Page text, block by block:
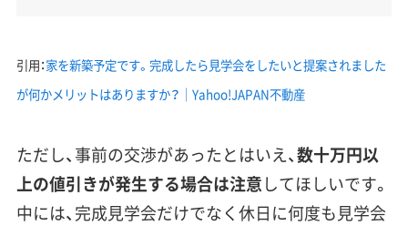
引用：家を新築予定です。完成したら見学会をしたいと提案されました
が何かメリットはありますか？｜Yahoo!JAPAN不動産
ただし、事前の交渉があったとはいえ、数十万円以
上の値引きが発生する場合は注意してほしいです。
中には、完成見学会だけでなく休日に何度も見学会